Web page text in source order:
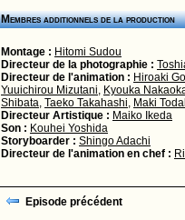
Membres additionnels de la production
Montage : Hitomi Sudou
Directeur de la photographie :
Directeur de l'animation : Hiroaki
Yuuichirou Mizutani, Kyouka
Shibata, Taeko Takahashi, Maki
Directeur Artistique : Maiko Ikeda
Son : Kouhei Yoshida
Storyboarder : Shingo Adachi
Directeur de l'animation en chef :
Episode précédent